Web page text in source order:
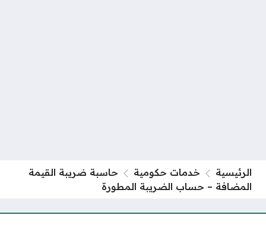
الرئيسية خدمات حكومية
حاسبة ضريبة القيمة
المضافة – حساب الضريبة المطورة